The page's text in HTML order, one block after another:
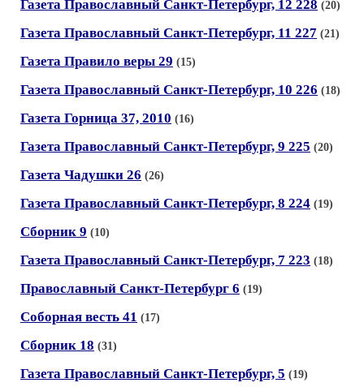
Газета Православный Санкт-Петербург, 12 228 (20)
Газета Православный Санкт-Петербург, 11 227 (21)
Газета Правило веры 29 (15)
Газета Православный Санкт-Петербург, 10 226 (18)
Газета Горница 37, 2010 (16)
Газета Православный Санкт-Петербург, 9 225 (20)
Газета Чадушки 26 (26)
Газета Православный Санкт-Петербург, 8 224 (19)
Сборник 9 (10)
Газета Православный Санкт-Петербург, 7 223 (18)
Православный Санкт-Петербург 6 (19)
Соборная весть 41 (17)
Сборник 18 (31)
Газета Православный Санкт-Петербург, 5 (19)